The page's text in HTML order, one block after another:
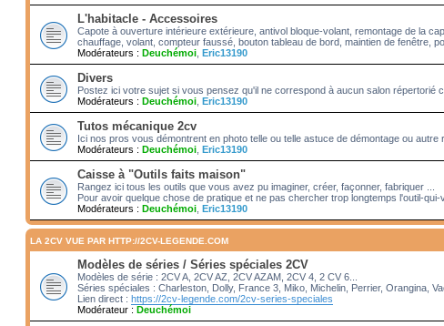
L'habitacle - Accessoires
Capote à ouverture intérieure extérieure, antivol bloque-volant, remontage de la
chauffage, volant, compteur faussé, bouton tableau de bord, maintien de fenêtre,
Modérateurs : Deuchémoi, Eric13190
Divers
Postez ici votre sujet si vous pensez qu'il ne correspond à aucun salon répertorié
Modérateurs : Deuchémoi, Eric13190
Tutos mécanique 2cv
Ici nos pros vous démontrent en photo telle ou telle astuce de démontage ou
Modérateurs : Deuchémoi, Eric13190
Caisse à "Outils faits maison"
Rangez ici tous les outils que vous avez pu imaginer, créer, façonner, fabriquer ...
Pour avoir quelque chose de pratique et ne pas chercher trop longtemps l'outil-
Modérateurs : Deuchémoi, Eric13190
LA 2CV VUE PAR HTTP://2CV-LEGENDE.COM
Modèles de séries / Séries spéciales 2CV
Modèles de série : 2CV A, 2CV AZ, 2CV AZAM, 2CV 4, 2 CV 6...
Séries spéciales : Charleston, Dolly, France 3, Miko, Michelin, Perrier, Orangina,
Lien direct : https://2cv-legende.com/2cv-series-speciales
Modérateur : Deuchémoi